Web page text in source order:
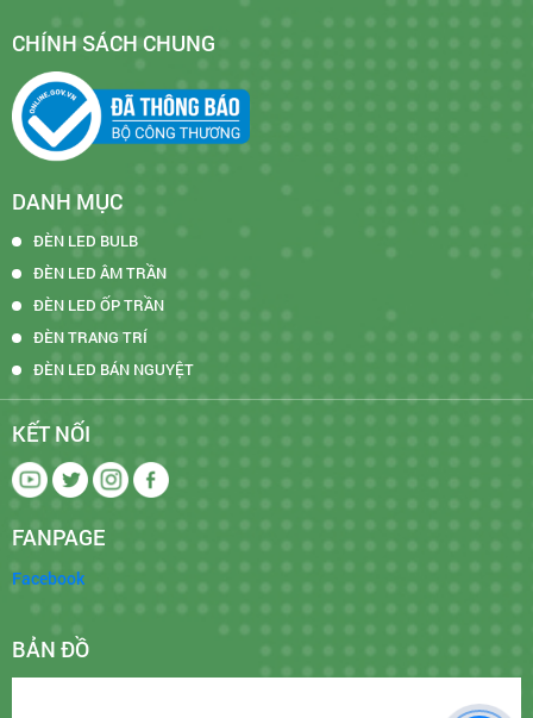
CHÍNH SÁCH CHUNG
DANH MỤC
ĐÈN LED BULB
ĐÈN LED ÂM TRẦN
ĐÈN LED ỐP TRẦN
ĐÈN TRANG TRÍ
ĐÈN LED BÁN NGUYỆT
KẾT NỐI
FANPAGE
Facebook
BẢN ĐỒ